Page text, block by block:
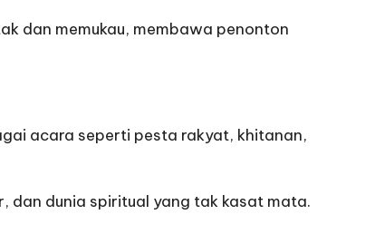
dan memukau, membawa penonton
acara seperti pesta rakyat, khitanan,
dan dunia spiritual yang tak kasat mata.